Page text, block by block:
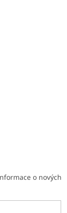
o nových